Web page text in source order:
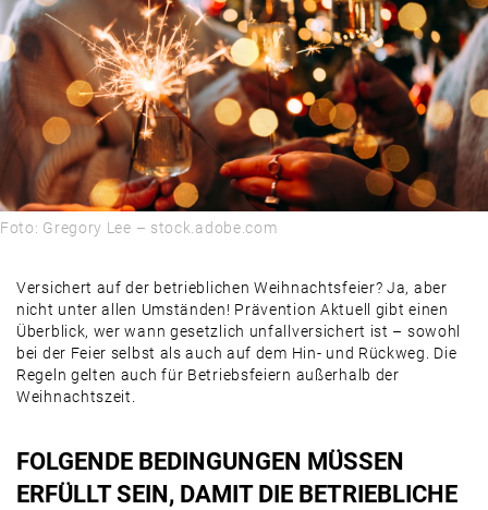
Foto: Gregory Lee – stock.adobe.com
Versichert auf der betrieblichen Weihnachtsfeier? Ja, aber
nicht unter allen Umständen! Prävention Aktuell gibt einen
Überblick, wer wann gesetzlich unfallversichert ist – sowohl
bei der Feier selbst als auch auf dem Hin- und Rückweg. Die
Regeln gelten auch für Betriebsfeiern außerhalb der
Weihnachtszeit.
FOLGENDE BEDINGUNGEN MÜSSEN
ERFÜLLT SEIN, DAMIT DIE BETRIEBLICHE